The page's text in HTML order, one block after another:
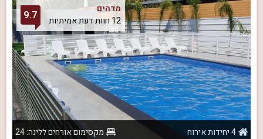
מדהים
12 חוות דעת אמיתיות
9.7
4 יחידות אירוח
מקסימום אורחים ללינה: 24